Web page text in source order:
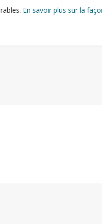
En savoir plus sur la